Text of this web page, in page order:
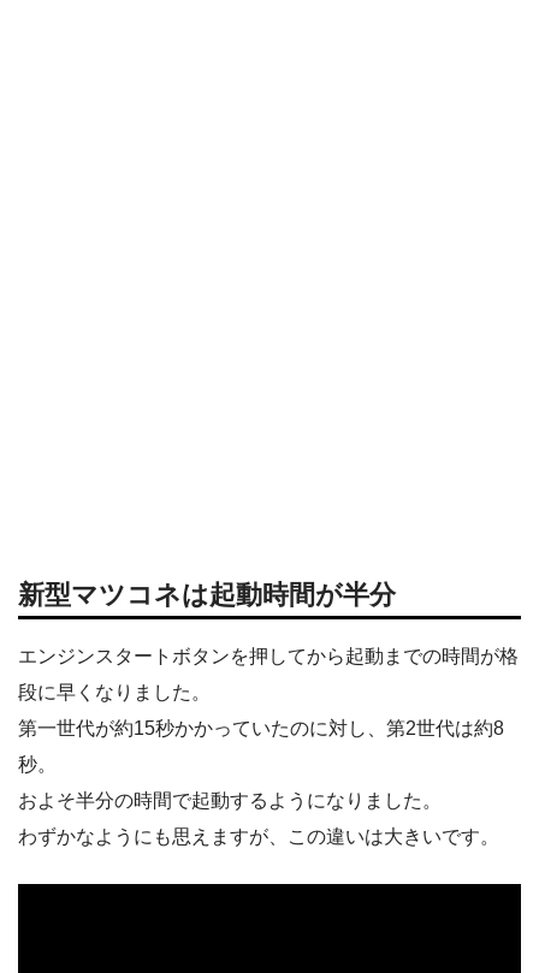
新型マツコネは起動時間が半分
エンジンスタートボタンを押してから起動までの時間が格
段に早くなりました。
第一世代が約15秒かかっていたのに対し、第2世代は約8
秒。
およそ半分の時間で起動するようになりました。
わずかなようにも思えますが、この違いは大きいです。